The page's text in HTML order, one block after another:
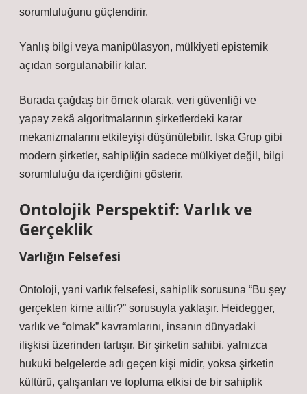
sorumluluğunu güçlendirir.
Yanlış bilgi veya manipülasyon, mülkiyeti epistemik
açıdan sorgulanabilir kılar.
Burada çağdaş bir örnek olarak, veri güvenliği ve
yapay zekâ algoritmalarının şirketlerdeki karar
mekanizmalarını etkileyişi düşünülebilir. Iska Grup gibi
modern şirketler, sahipliğin sadece mülkiyet değil, bilgi
sorumluluğu da içerdiğini gösterir.
Ontolojik Perspektif: Varlık ve
Gerçeklik
Varlığın Felsefesi
Ontoloji, yani varlık felsefesi, sahiplik sorusuna “Bu şey
gerçekten kime aittir?” sorusuyla yaklaşır. Heidegger,
varlık ve “olmak” kavramlarını, insanın dünyadaki
ilişkisi üzerinden tartışır. Bir şirketin sahibi, yalnızca
hukuki belgelerde adı geçen kişi midir, yoksa şirketin
kültürü, çalışanları ve topluma etkisi de bir sahiplik